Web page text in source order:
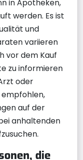
in Apotheken,
werden. Es ist
und
variieren
vor dem Kauf
zu informieren
oder
empfohlen,
auf der
anhaltenden
die